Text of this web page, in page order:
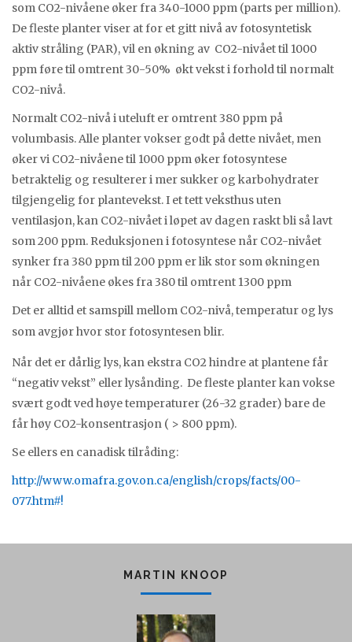
som CO2-nivåene øker fra 340-1000 ppm (parts per million).
De fleste planter viser at for et gitt nivå av fotosyntetisk
aktiv stråling (PAR), vil en økning av CO2-nivået til 1000
ppm føre til omtrent 30-50% økt vekst i forhold til normalt
CO2-nivå.
Normalt CO2-nivå i uteluft er omtrent 380 ppm på
volumbasis. Alle planter vokser godt på dette nivået, men
øker vi CO2-nivåene til 1000 ppm øker fotosyntese
betraktelig og resulterer i mer sukker og karbohydrater
tilgjengelig for plantevekst. I et tett veksthus uten
ventilasjon, kan CO2-nivået i løpet av dagen raskt bli så lavt
som 200 ppm. Reduksjonen i fotosyntese når CO2-nivået
synker fra 380 ppm til 200 ppm er lik stor som økningen
når CO2-nivåene økes fra 380 til omtrent 1300 ppm
Det er alltid et samspill mellom CO2-nivå, temperatur og lys
som avgjør hvor stor fotosyntesen blir.
Når det er dårlig lys, kan ekstra CO2 hindre at plantene får
“negativ vekst” eller lysånding. De fleste planter kan vokse
svært godt ved høye temperaturer (26-32 grader) bare de
får høy CO2-konsentrasjon ( > 800 ppm).
Se ellers en canadisk tilråding:
http://www.omafra.gov.on.ca/english/crops/facts/00-
077.htm#!
MARTIN KNOOP